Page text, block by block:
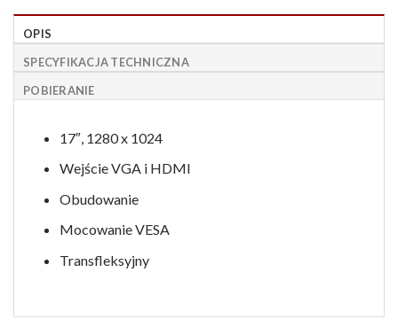
OPIS
SPECYFIKACJA TECHNICZNA
POBIERANIE
17″, 1280 x 1024
Wejście VGA i HDMI
Obudowanie
Mocowanie VESA
Transfleksyjny